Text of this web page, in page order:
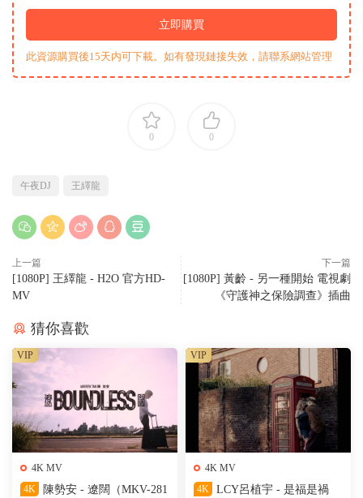
立即購買
此資源購買後15天内可下載。如有發現鏈接失效，請聯系網站管理
0 0
午夜DJ 王繹龍
上一篇
[1080P] 王繹龍 - H2O 官方HD-
MV
下一篇
[1080P] 黃齡 - 另一種開始 電視劇
《守護神之保險調查》插曲
猜你喜歡
4K MV
4K
陳勢安 - 遼闊（MKV-281
VIP
4K MV
4K
LCY呂植宇 - 是福是禍
VIP